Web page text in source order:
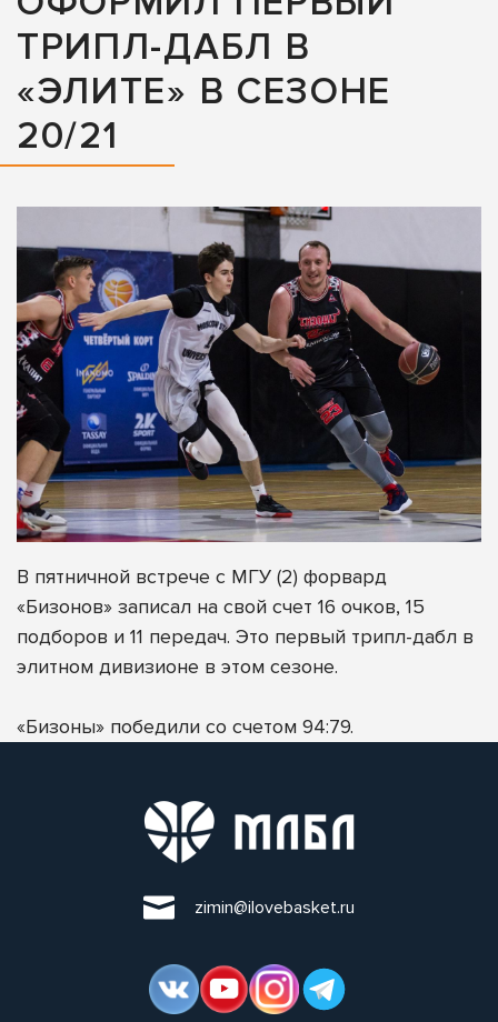
ТРИПЛ-ДАБЛ В
«ЭЛИТЕ» В СЕЗОНЕ
20/21
В пятничной встрече с МГУ (2) форвард
«Бизонов» записал на свой счет 16 очков, 15
подборов и 11 передач. Это первый трипл-дабл в
элитном дивизионе в этом сезоне.
«Бизоны» победили со счетом 94:79.
zimin@ilovebasket.ru